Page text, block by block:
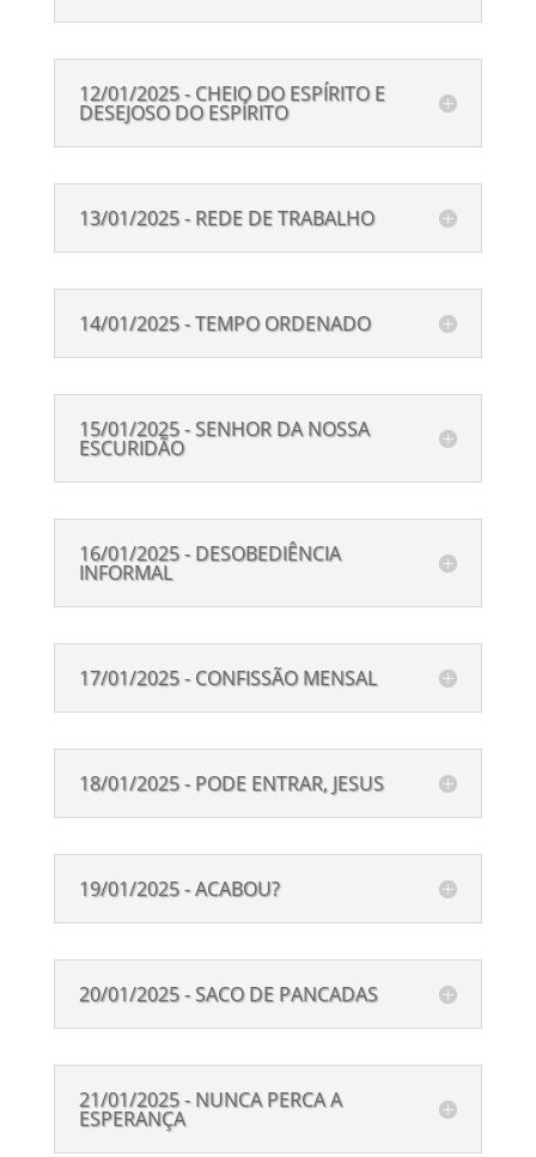
12/01/2025 - CHEIO DO ESPÍRITO E
DESEJOSO DO ESPÍRITO
13/01/2025 - REDE DE TRABALHO
14/01/2025 - TEMPO ORDENADO
15/01/2025 - SENHOR DA NOSSA
ESCURIDÃO
16/01/2025 - DESOBEDIÊNCIA
INFORMAL
17/01/2025 - CONFISSÃO MENSAL
18/01/2025 - PODE ENTRAR, JESUS
19/01/2025 - ACABOU?
20/01/2025 - SACO DE PANCADAS
21/01/2025 - NUNCA PERCA A
ESPERANÇA